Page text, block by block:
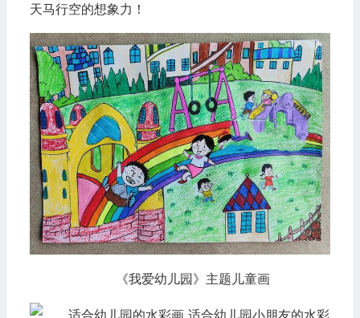
天马行空的想象力！
《我爱幼儿园》主题儿童画